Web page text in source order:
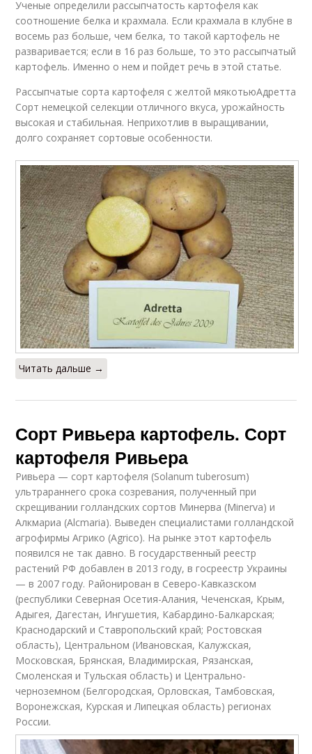
Ученые определили рассыпчатость картофеля как
соотношение белка и крахмала. Если крахмала в клубне в
восемь раз больше, чем белка, то такой картофель не
разваривается; если в 16 раз больше, то это рассыпчатый
картофель. Именно о нем и пойдет речь в этой статье.
Рассыпчатые сорта картофеля с желтой мякотьюАдретта
Сорт немецкой селекции отличного вкуса, урожайность
высокая и стабильная. Неприхотлив в выращивании,
долго сохраняет сортовые особенности.
Читать дальше →
Сорт Ривьера картофель. Сорт
картофеля Ривьера
Ривьера — сорт картофеля (Solanum tuberosum)
ультрараннего срока созревания, полученный при
скрещивании голландских сортов Минерва (Minerva) и
Алкмариа (Alcmaria). Выведен специалистами голландской
агрофирмы Агрико (Agrico). На рынке этот картофель
появился не так давно. В государственный реестр
растений РФ добавлен в 2013 году, в госреестр Украины
— в 2007 году. Районирован в Северо-Кавказском
(республики Северная Осетия-Алания, Чеченская, Крым,
Адыгея, Дагестан, Ингушетия, Кабардино-Балкарская;
Краснодарский и Ставропольский край; Ростовская
область), Центральном (Ивановская, Калужская,
Московская, Брянская, Владимирская, Рязанская,
Смоленская и Тульская область) и Центрально-
черноземном (Белгородская, Орловская, Тамбовская,
Воронежская, Курская и Липецкая область) регионах
России.